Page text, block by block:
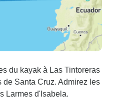
du kayak à Las Tintoreras
de Santa Cruz. Admirez les
Larmes d'Isabela.